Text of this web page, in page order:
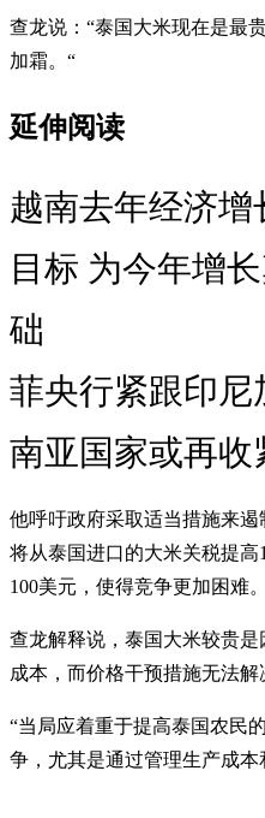
查龙说：“泰国大米现在是最
加霜。“
延伸阅读
越南去年经济增
目标 为今年增
础
菲央行紧跟印尼
南亚国家或再收
他呼吁政府采取适当措施来
将从泰国进口的大米关税提
100美元，使得竞争更加困难
查龙解释说，泰国大米较贵
成本，而价格干预措施无法解
“当局应着重于提高泰国农民
争，尤其是通过管理生产成